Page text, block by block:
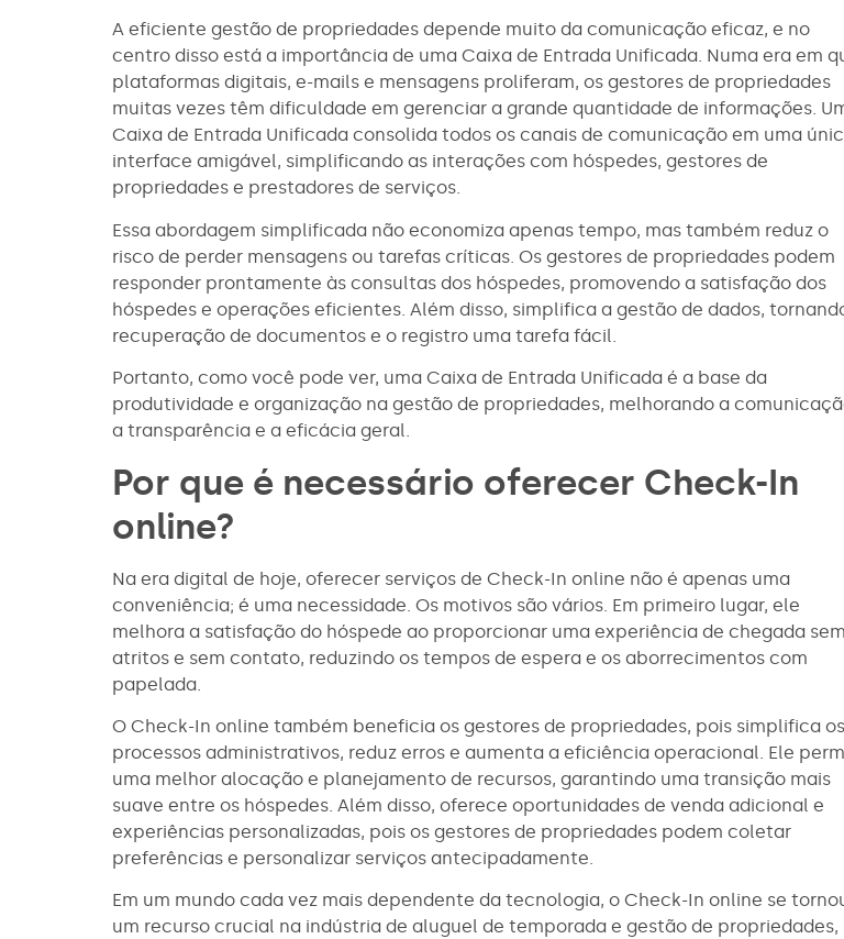
A eficiente gestão de propriedades depende muito da comunicação eficaz, e no
centro disso está a importância de uma Caixa de Entrada Unificada. Numa era em
plataformas digitais, e-mails e mensagens proliferam, os gestores de propriedades
muitas vezes têm dificuldade em gerenciar a grande quantidade de informações.
Caixa de Entrada Unificada consolida todos os canais de comunicação em uma
interface amigável, simplificando as interações com hóspedes, gestores de
propriedades e prestadores de serviços.
Essa abordagem simplificada não economiza apenas tempo, mas também reduz o
risco de perder mensagens ou tarefas críticas. Os gestores de propriedades podem
responder prontamente às consultas dos hóspedes, promovendo a satisfação dos
hóspedes e operações eficientes. Além disso, simplifica a gestão de dados,
recuperação de documentos e o registro uma tarefa fácil.
Portanto, como você pode ver, uma Caixa de Entrada Unificada é a base da
produtividade e organização na gestão de propriedades, melhorando a
a transparência e a eficácia geral.
Por que é necessário oferecer Check-In
online?
Na era digital de hoje, oferecer serviços de Check-In online não é apenas uma
conveniência; é uma necessidade. Os motivos são vários. Em primeiro lugar, ele
melhora a satisfação do hóspede ao proporcionar uma experiência de chegada sem
atritos e sem contato, reduzindo os tempos de espera e os aborrecimentos com
papelada.
O Check-In online também beneficia os gestores de propriedades, pois simplifica os
processos administrativos, reduz erros e aumenta a eficiência operacional. Ele
uma melhor alocação e planejamento de recursos, garantindo uma transição mais
suave entre os hóspedes. Além disso, oferece oportunidades de venda adicional e
experiências personalizadas, pois os gestores de propriedades podem coletar
preferências e personalizar serviços antecipadamente.
Em um mundo cada vez mais dependente da tecnologia, o Check-In online se
um recurso crucial na indústria de aluguel de temporada e gestão de propriedades,